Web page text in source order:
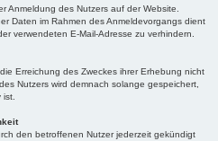
Anmeldung des Nutzers auf der Website.
Daten im Rahmen des Anmeldevorgangs dient
verwendeten E-Mail-Adresse zu verhindern.
Erreichung des Zweckes ihrer Erhebung nicht
Nutzers wird demnach solange gespeichert,
ist.
den betroffenen Nutzer jederzeit gekündigt